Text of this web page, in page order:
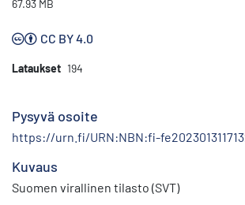
67.93 MB
CC BY 4.0
Lataukset 194
Pysyvä osoite
https://urn.fi/URN:NBN:fi-
Kuvaus
Suomen virallinen tilasto (SVT)